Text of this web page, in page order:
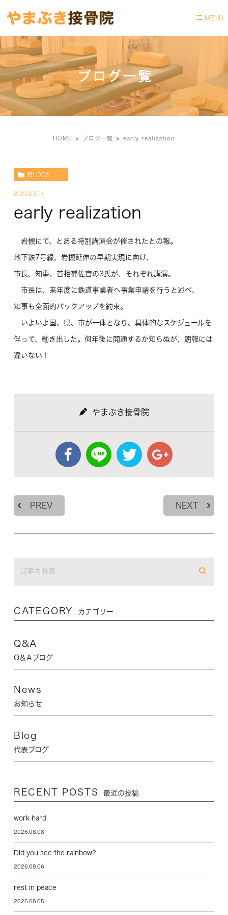
ブログ一覧
HOME ブログ一覧 early realization
BLOGS
2022.03.14
early realization
岩槻にて、とある特別講演会が催されたとの報。
地下鉄7号線、岩槻延伸の早期実現に向け、
市長、知事、首相補佐官の3氏が、それぞれ講演。
市長は、来年度に鉄道事業者へ事業申請を行うと述べ、
知事も全面的バックアップを約束。
いよいよ国、県、市が一体となり、具体的なスケジュールを
伴って、動き出した。何年後に開通するか知らぬが、朗報には
違いない！
やまぶき接骨院
PREV NEXT
CATEGORY カテゴリー
Q&A
Q＆Aブログ
News
お知らせ
Blog
代表ブログ
RECENT POSTS 最近の投稿
work hard
2026.08.08
Did you see the rainbow?
2026.08.06
rest in peace
2026.08.05